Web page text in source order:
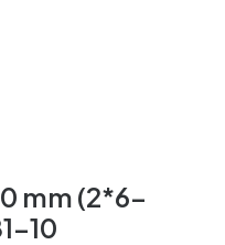
mm (2*6-
10